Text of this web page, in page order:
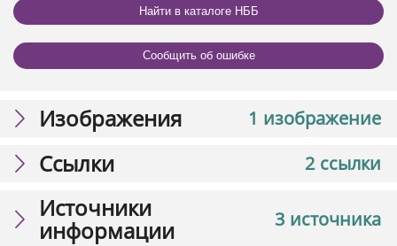
Найти в каталоге НББ
Сообщить об ошибке
1 изображение
Изображения
2 ссылки
Ссылки
3 источника
Источники
информации